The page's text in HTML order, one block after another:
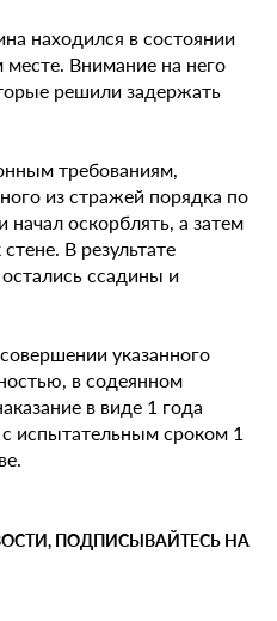
находился в состоянии
Внимание на него
решили задержать
требованиям,
из стражей порядка по
начал оскорблять, а затем
В результате
ссадины и
указанного
в содеянном
в виде 1 года
испытательным сроком 1
ПОДПИСЫВАЙТЕСЬ НА